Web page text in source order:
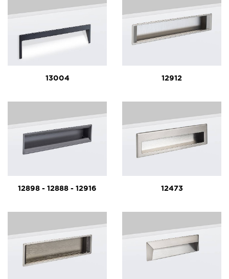
13004 12912
12898 - 12888 - 12916 12473